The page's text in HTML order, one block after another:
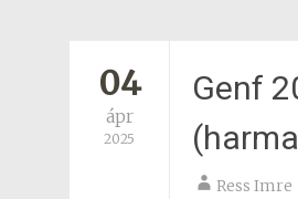
04
ápr
2025
Genf
Ress Imre